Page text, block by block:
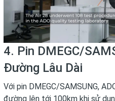
4. Pin DMEGC/
Đường Lâu Dài
Với pin DMEGC/SAMSUNG,
đường lên tới 100km khi sử